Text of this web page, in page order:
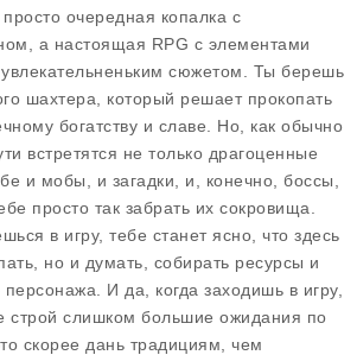
очередная копалка с
а настоящая RPG с элементами
сюжетом. Ты берешь
шахтера, который решает прокопать
богатству и славе. Но, как обычно
встретятся не только драгоценные
и мобы, и загадки, и, конечно, боссы,
просто так забрать их сокровища.
в игру, тебе станет ясно, что здесь
но и думать, собирать ресурсы и
персонажа. И да, когда заходишь в игру,
строй слишком большие ожидания по
скорее дань традициям, чем